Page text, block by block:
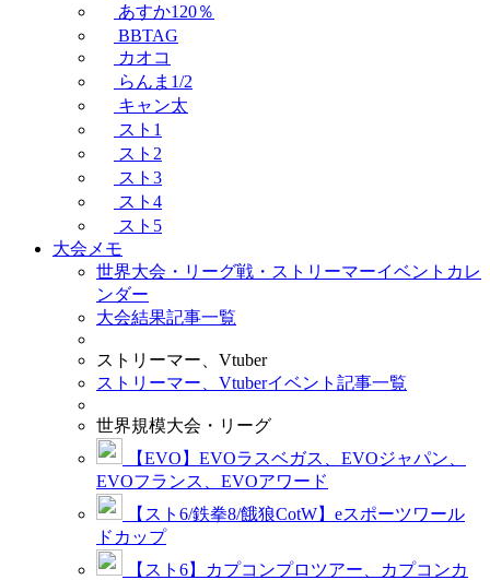
あすか120％
BBTAG
カオコ
らんま1/2
キャン太
スト1
スト2
スト3
スト4
スト5
大会メモ
世界大会・リーグ戦・ストリーマーイベントカレ
ンダー
大会結果記事一覧
ストリーマー、Vtuber
ストリーマー、Vtuberイベント記事一覧
世界規模大会・リーグ
【EVO】EVOラスベガス、EVOジャパン、
EVOフランス、EVOアワード
【スト6/鉄拳8/餓狼CotW】eスポーツワール
ドカップ
【スト6】カプコンプロツアー、カプコンカ